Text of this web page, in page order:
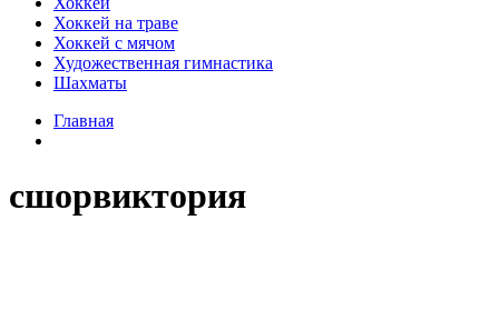
Хоккей на траве
Хоккей с мячом
Художественная гимнастика
Шахматы
Главная
сшорвиктория